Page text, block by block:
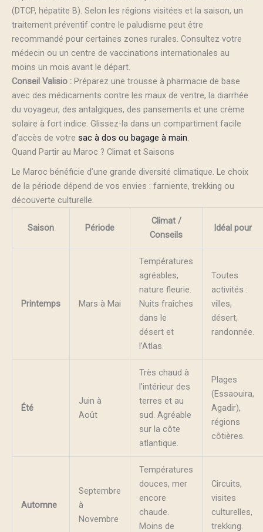
(DTCP, hépatite B). Selon les régions visitées et la saison, un
traitement préventif contre le paludisme peut être
recommandé pour certaines zones rurales. Consultez votre
médecin ou un centre de vaccinations internationales au
moins un mois avant le départ.
Conseil Valisio : Préparez une trousse à pharmacie de base
avec des médicaments contre les maux de ventre, la diarrhée
du voyageur, des antalgiques, des pansements et une crème
solaire à fort indice. Glissez-la dans un compartiment facile
d’accès de votre sac à dos ou bagage à main.
Quand Partir au Maroc ? Climat et Saisons
Le Maroc bénéficie d’une grande diversité climatique. Le choix
de la période dépend de vos envies : farniente, trekking ou
découverte culturelle.
Saison Période
Climat /
Conseils
Idéal pour
Printemps Mars à Mai
Températures
agréables,
nature fleurie.
Nuits fraîches
dans le
désert et
l’Atlas.
Toutes
activités :
villes,
désert,
randonnée.
Été
Juin à
Août
Très chaud à
l’intérieur des
terres et au
sud. Agréable
sur la côte
atlantique.
Plages
(Essaouira,
Agadir),
régions
côtières.
Automne
Septembre
à
Novembre
Températures
douces, mer
encore
chaude.
Moins de
Circuits,
visites
culturelles,
trekking.